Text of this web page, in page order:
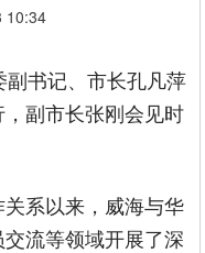
10:34
书记、市长孔凡萍
副市长张刚会见时
系以来，威海与华
流等领域开展了深